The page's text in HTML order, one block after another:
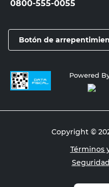
0800-555-0055
Botón de
Powered
Copyright ©
Términos